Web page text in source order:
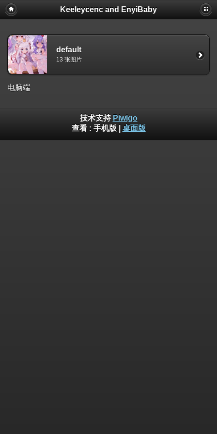
Keeleycenc and EnyiBaby
default
13 张图片
电脑端
技术支持 Piwigo
查看 : 手机版 桌面版